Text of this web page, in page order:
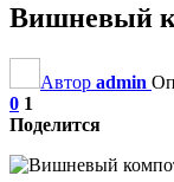
Вишневый
Автор admin
0 1
Поделится